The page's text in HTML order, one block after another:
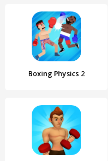
Boxing Physics 2